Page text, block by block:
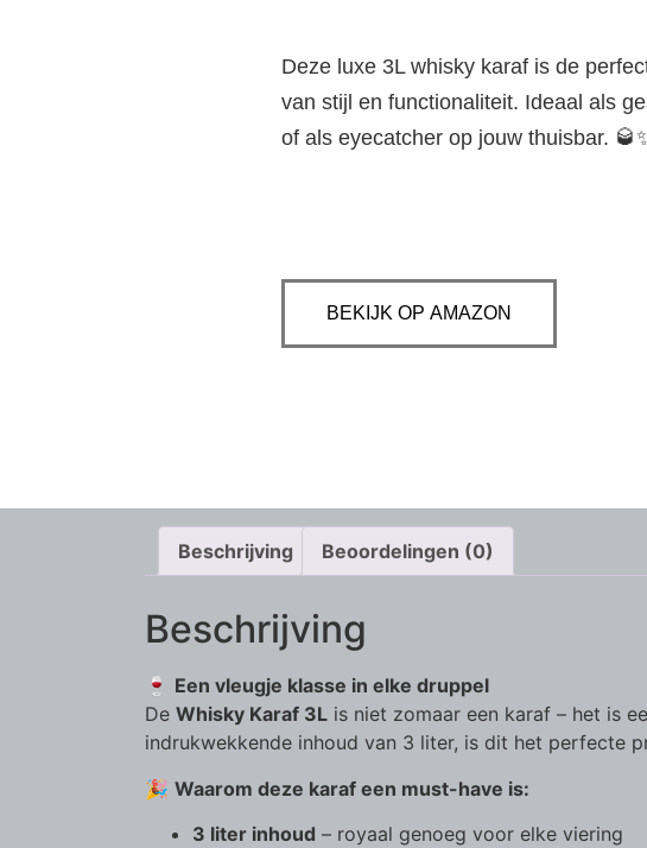
Deze luxe 3L whisky karaf is de
van stijl en functionaliteit. Ideaal als
of als eyecatcher op jouw thuisbar.
BEKIJK OP AMAZON
Beschrijving Beoordelingen (0)
Beschrijving
🍷 Een vleugje klasse in elke druppel
De Whisky Karaf 3L is niet zomaar een karaf – het is
indrukwekkende inhoud van 3 liter, is dit het perfecte
🎉 Waarom deze karaf een must-have is:
3 liter inhoud – royaal genoeg voor elke viering